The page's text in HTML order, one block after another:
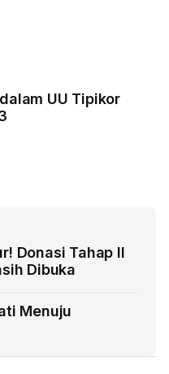
UU Tipikor
Donasi Tahap II
Dibuka
Menuju